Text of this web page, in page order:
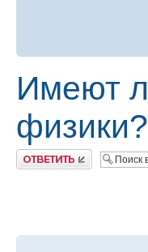
Имеют
физики?
Ответить